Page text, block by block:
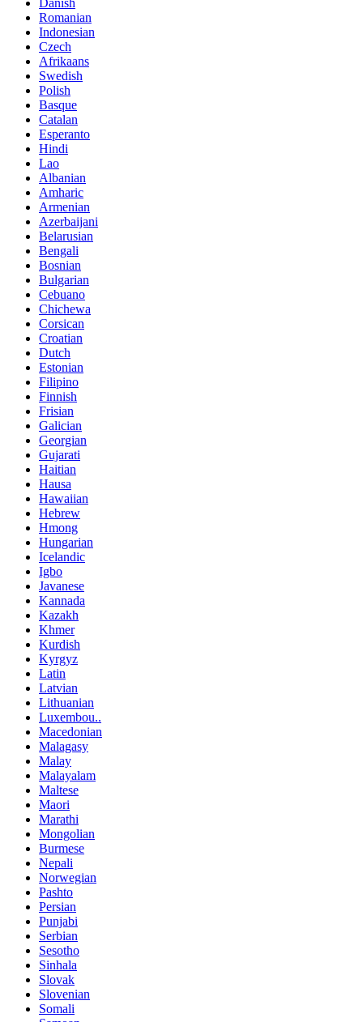
Romanian
Indonesian
Czech
Afrikaans
Swedish
Polish
Basque
Catalan
Esperanto
Hindi
Lao
Albanian
Amharic
Armenian
Azerbaijani
Belarusian
Bengali
Bosnian
Bulgarian
Cebuano
Chichewa
Corsican
Croatian
Dutch
Estonian
Filipino
Finnish
Frisian
Galician
Georgian
Gujarati
Haitian
Hausa
Hawaiian
Hebrew
Hmong
Hungarian
Icelandic
Igbo
Javanese
Kannada
Kazakh
Khmer
Kurdish
Kyrgyz
Latin
Latvian
Lithuanian
Luxembou..
Macedonian
Malagasy
Malay
Malayalam
Maltese
Maori
Marathi
Mongolian
Burmese
Nepali
Norwegian
Pashto
Persian
Punjabi
Serbian
Sesotho
Sinhala
Slovak
Slovenian
Somali